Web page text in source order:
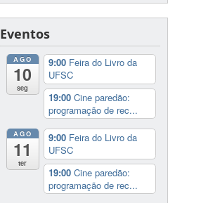
Eventos
AGO
10
seg
9:00 Feira do Livro da
UFSC
19:00 Cine paredão:
programação de rec...
AGO
11
ter
9:00 Feira do Livro da
UFSC
19:00 Cine paredão:
programação de rec...